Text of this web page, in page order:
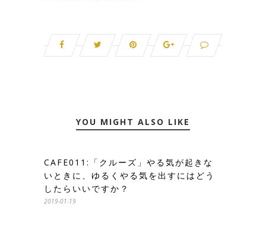
YOU MIGHT ALSO LIKE
CAFE011:「クルーズ」やる気が起きな
いときに、ゆるくやる気を出すにはどう
したらいいですか？
2019-01-19